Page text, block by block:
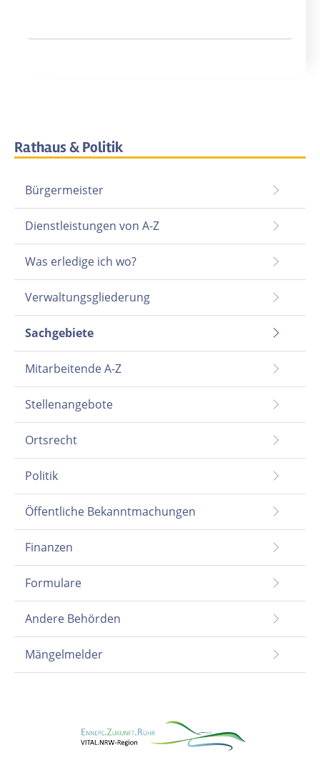
Rathaus & Politik
Bürgermeister
Dienstleistungen von A-Z
Was erledige ich wo?
Verwaltungsgliederung
Sachgebiete
Mitarbeitende A-Z
Stellenangebote
Ortsrecht
Politik
Öffentliche Bekanntmachungen
Finanzen
Formulare
Andere Behörden
Mängelmelder